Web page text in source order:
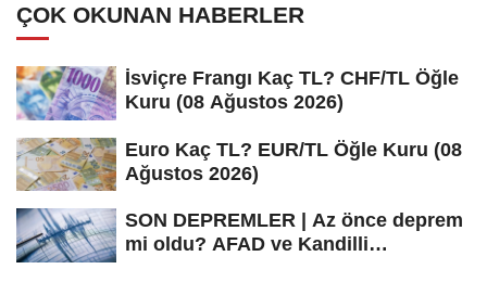
ÇOK OKUNAN HABERLER
İsviçre Frangı Kaç TL? CHF/TL Öğle
Kuru (08 Ağustos 2026)
Euro Kaç TL? EUR/TL Öğle Kuru (08
Ağustos 2026)
SON DEPREMLER | Az önce deprem
mi oldu? AFAD ve Kandilli